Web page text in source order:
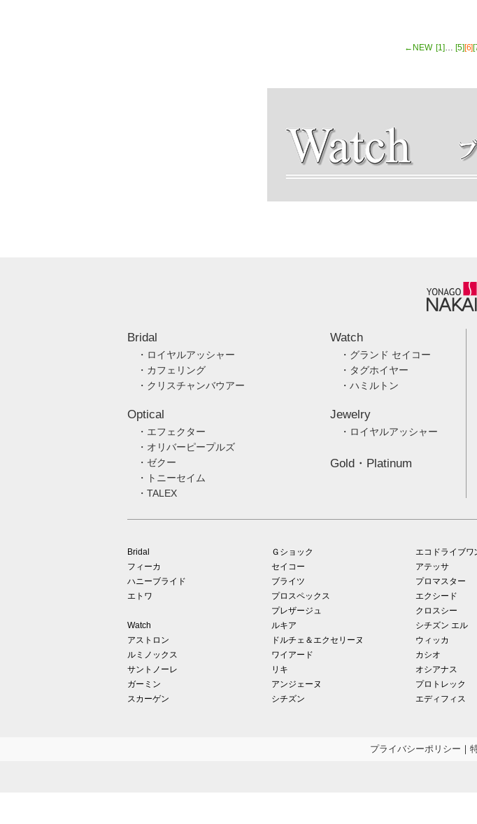
←NEW [1]… [5][6]
Bridal
・ロイヤルアッシャー
・カフェリング
・クリスチャンバウアー
Watch
・グランド セイコー
・タグホイヤー
・ハミルトン
Optical
・エフェクター
・オリバーピープルズ
・ゼクー
・トニーセイム
・TALEX
Jewelry
・ロイヤルアッシャー
Gold・Platinum
Bridal
フィーカ
ハニーブライド
エトワ
Watch
アストロン
ルミノックス
サントノーレ
ガーミン
スカーゲン
Ｇショック
セイコー
ブライツ
プロスペックス
プレザージュ
ルキア
ドルチェ＆エクセリーヌ
ワイアード
リキ
アンジェーヌ
シチズン
エコドライブワ
アテッサ
プロマスター
エクシード
クロスシー
シチズン エル
ウィッカ
カシオ
オシアナス
プロトレック
エディフィス
プライバシーポリシー ｜